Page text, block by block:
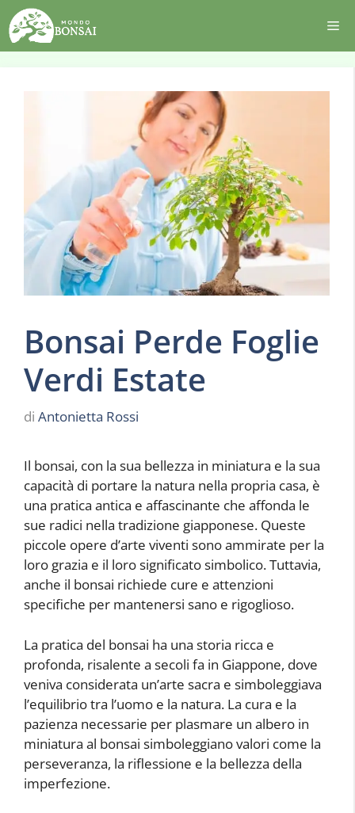
Vai
al
contenuto
Bonsai Perde Foglie
Verdi Estate
di Antonietta Rossi
Il bonsai, con la sua bellezza in miniatura e la sua
capacità di portare la natura nella propria casa, è
una pratica antica e affascinante che affonda le
sue radici nella tradizione giapponese. Queste
piccole opere d’arte viventi sono ammirate per la
loro grazia e il loro significato simbolico. Tuttavia,
anche il bonsai richiede cure e attenzioni
specifiche per mantenersi sano e rigoglioso.
La pratica del bonsai ha una storia ricca e
profonda, risalente a secoli fa in Giappone, dove
veniva considerata un’arte sacra e simboleggiava
l’equilibrio tra l’uomo e la natura. La cura e la
pazienza necessarie per plasmare un albero in
miniatura al bonsai simboleggiano valori come la
perseveranza, la riflessione e la bellezza della
imperfezione.